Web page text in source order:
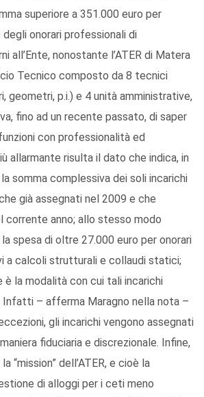
superiore a 351.000 euro per
degli onorari professionali di
all’Ente, nonostante l’ATER di Matera
Tecnico composto da 8 tecnici
geometri, p.i.) e 4 unità amministrative,
fino ad un recente passato, di saper
con professionalità ed
allarmante risulta il dato che indica, in
somma complessiva dei soli incarichi
già assegnati nel 2009 e che
corrente anno; allo stesso modo
spesa di oltre 27.000 euro per onorari
a calcoli strutturali e collaudi statici;
è la modalità con cui tali incarichi
Infatti – afferma Maragno nella nota –
gli incarichi vengono assegnati
fiduciaria e discrezionale. Infine,
“mission” dell’ATER, e cioè la
di alloggi per i ceti meno